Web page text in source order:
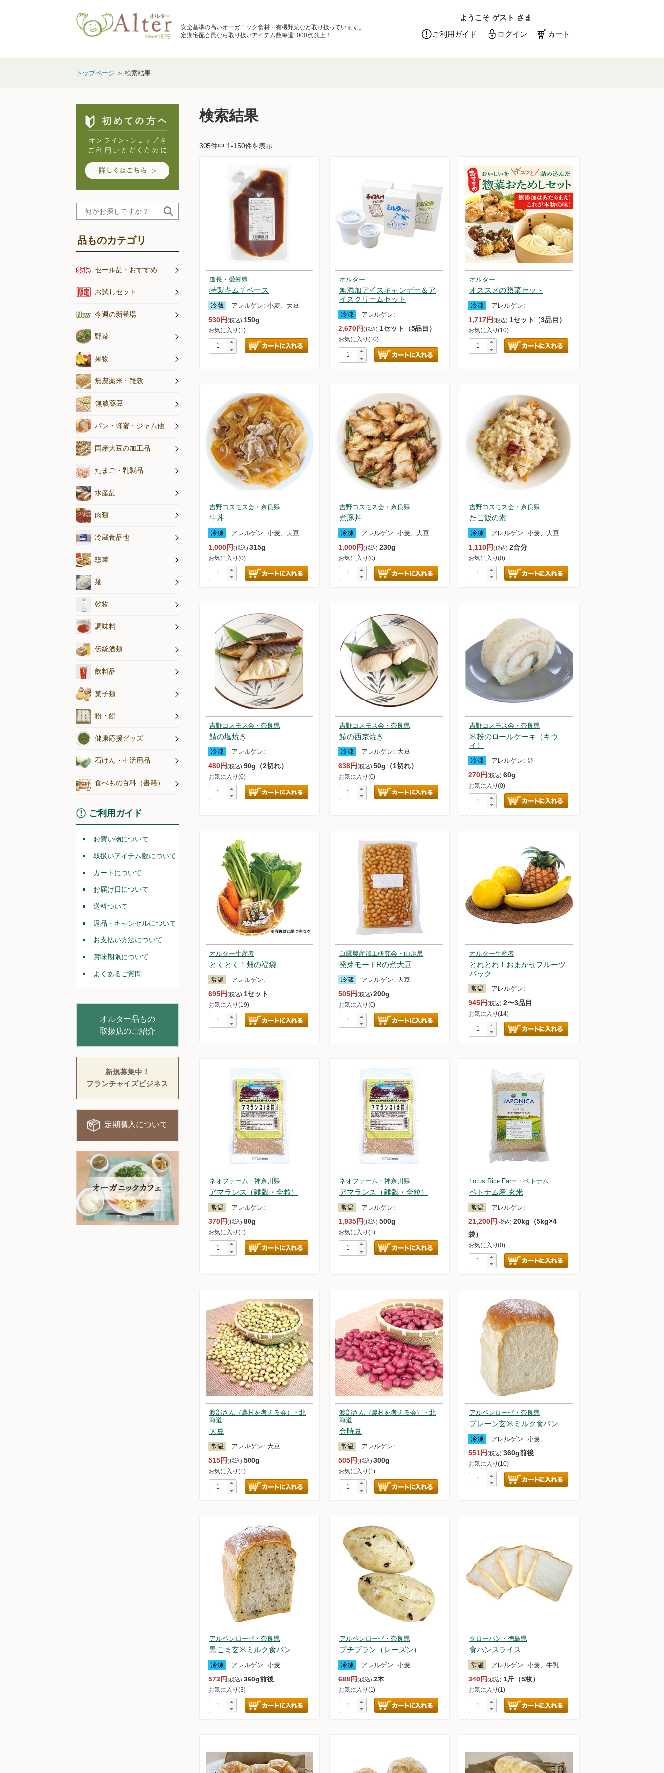
安全基準の高いオーガニック食材・有機野菜など取り扱っています。
定期宅配会員なら取り扱いアイテム数毎週1000点以上！
ようこそ ゲスト さま
ご利用ガイド
ログイン カート
初めての方へ
新規一般会員登録
トップページ ＞ 検索結果
品ものカテゴリ
セール品・おすすめ
お試しセット アイスキャンデー＆アイスクリームセット
オススメの惣菜セット
今週の新登場
野菜 旬のお野菜セット
水煮野菜・水煮豆
果物
無農薬米・雑穀
無農薬豆
パン・蜂蜜・ジャム他
国産大豆の加工品 その他国産大豆の加工品
たまご・乳製品
水産品 鮮魚・冷凍魚・魚介類
肉類 最高品質のジビエ
熟成牛肉・黒毛和牛
平飼い鶏肉
ハム・ソーセージ他
冷蔵食品他 生芋・木灰で固めた蒟蒻
練り製品
漬物・佃煮他
惣菜
麺
乾物
調味料 オルター特選天然だし素材
天然醸造調味料
伝統酒類
飲料品 無農薬茶・紅茶
菓子類 こだわり菓子類
こんにゃくわらび餅
粉・餅
健康応援グッズ
石けん・生活用品
食べもの百科（書籍）
ご利用ガイド
お買い物について
取扱いアイテム数について
カートについて
お届け日について
送料ついて
返品・キャンセルについて
お支払い方法について
賞味期限について
よくあるご質問
オルター品もの
取扱店のご紹介
新規募集中！
フランチャイズビジネス
定期購入について
検索結果
305件中 1-150件を表示
道長・愛知県
特製キムチベース
冷蔵 アレルゲン: 小麦、大豆
530円(税込) 150g
お気に入り(1)
オルター
無添加アイスキャンデー＆ア
イスクリームセット
冷凍 アレルゲン:
2,670円(税込) 1セット（5品目）
お気に入り(10)
オルター
オススメの惣菜セット
冷凍 アレルゲン:
1,717円(税込) 1セット（3品目）
お気に入り(10)
吉野コスモス会・奈良県
牛丼
冷凍 アレルゲン: 小麦、大豆
1,000円(税込) 315g
お気に入り(0)
吉野コスモス会・奈良県
煮豚丼
冷凍 アレルゲン: 小麦、大豆
1,000円(税込) 230g
お気に入り(0)
吉野コスモス会・奈良県
たこ飯の素
冷凍 アレルゲン: 小麦、大豆
1,110円(税込) 2合分
お気に入り(0)
吉野コスモス会・奈良県
鯖の塩焼き
冷凍 アレルゲン:
480円(税込) 90g（2切れ）
お気に入り(0)
吉野コスモス会・奈良県
鰆の西京焼き
冷凍 アレルゲン: 大豆
638円(税込) 50g（1切れ）
お気に入り(0)
吉野コスモス会・奈良県
米粉のロールケーキ（キウ
イ）
冷凍 アレルゲン: 卵
270円(税込) 60g
お気に入り(0)
オルター生産者
とくとく！畑の福袋
常温 アレルゲン:
695円(税込) 1セット
お気に入り(19)
白鷹農産加工研究会・山形県
発芽モードRの煮大豆
冷蔵 アレルゲン: 大豆
505円(税込) 200g
お気に入り(0)
オルター生産者
とれとれ！おまかせフルーツ
パック
常温 アレルゲン:
945円(税込) 2〜3品目
お気に入り(14)
ネオファーム・神奈川県
アマランス（雑穀・全粒）
常温 アレルゲン:
370円(税込) 80g
お気に入り(1)
ネオファーム・神奈川県
アマランス（雑穀・全粒）
常温 アレルゲン:
1,935円(税込) 500g
お気に入り(1)
Lotus Rice Farm・ベトナム
ベトナム産 玄米
常温 アレルゲン:
21,200円(税込) 20kg（5kg×4
袋）
お気に入り(0)
渡部さん（農村を考える会）・北
海道
大豆
常温 アレルゲン: 大豆
515円(税込) 500g
お気に入り(1)
渡部さん（農村を考える会）・北
海道
金時豆
常温 アレルゲン:
505円(税込) 300g
お気に入り(1)
アルペンローゼ・奈良県
プレーン玄米ミルク食パン
冷凍 アレルゲン: 小麦
551円(税込) 360g前後
お気に入り(10)
アルペンローゼ・奈良県
黒ごま玄米ミルク食パン
冷凍 アレルゲン: 小麦
573円(税込) 360g前後
お気に入り(3)
アルペンローゼ・奈良県
プチブラン（レーズン）
冷凍 アレルゲン: 小麦
688円(税込) 2本
お気に入り(1)
タローパン・徳島県
食パンスライス
常温 アレルゲン: 小麦、牛乳
340円(税込) 1斤（5枚）
お気に入り(1)